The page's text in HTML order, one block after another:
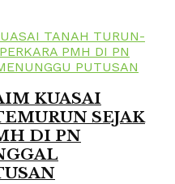
KUASAI
SEJAK
DI PN